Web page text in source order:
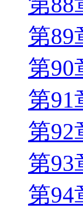
第89
第90
第91
第92
第93
第94